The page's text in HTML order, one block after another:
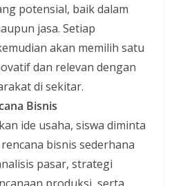
potensial, baik dalam
jasa. Setiap
akan memilih satu
dan relevan dengan
di sekitar.
Bisnis
ide usaha, siswa diminta
bisnis sederhana
pasar, strategi
produksi, serta